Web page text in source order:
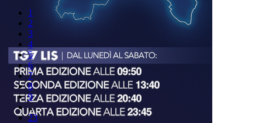
1
2
3
4
5
6
7
8
9
..
23